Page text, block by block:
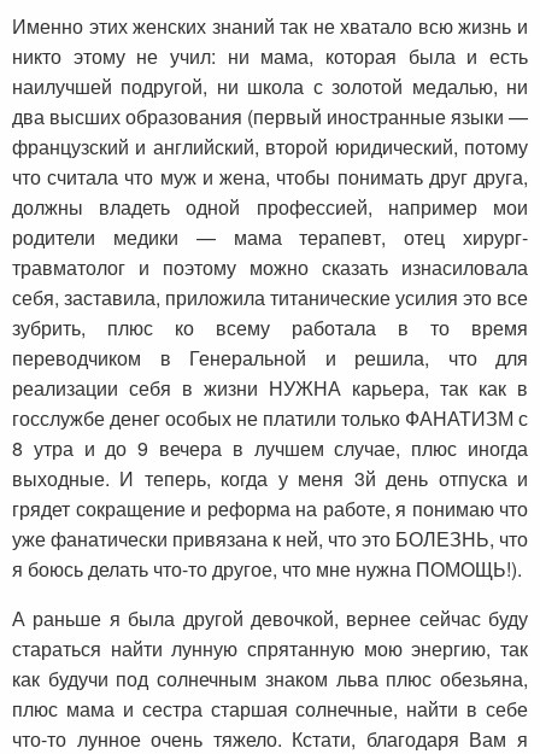
Именно этих женских знаний так не хватало всю жизнь и
никто этому не учил: ни мама, которая была и есть
наилучшей подругой, ни школа с золотой медалью, ни
два высших образования (первый иностранные языки —
французский и английский, второй юридический, потому
что считала что муж и жена, чтобы понимать друг друга,
должны владеть одной профессией, например мои
родители медики — мама терапевт, отец хирург-
травматолог и поэтому можно сказать изнасиловала
себя, заставила, приложила титанические усилия это все
зубрить, плюс ко всему работала в то время
переводчиком в Генеральной и решила, что для
реализации себя в жизни НУЖНА карьера, так как в
госслужбе денег особых не платили только ФАНАТИЗМ с
8 утра и до 9 вечера в лучшем случае, плюс иногда
выходные. И теперь, когда у меня 3й день отпуска и
грядет сокращение и реформа на работе, я понимаю что
уже фанатически привязана к ней, что это БОЛЕЗНЬ, что
я боюсь делать что-то другое, что мне нужна ПОМОЩЬ!).
А раньше я была другой девочкой, вернее сейчас буду
стараться найти лунную спрятанную мою энергию, так
как будучи под солнечным знаком льва плюс обезьяна,
плюс мама и сестра старшая солнечные, найти в себе
что-то лунное очень тяжело. Кстати, благодаря Вам я